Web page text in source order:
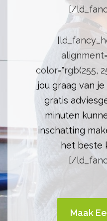
[/
color="rgb(255,
jou graag van
gratis
minuten
inschatting
het beste
[/
Maak